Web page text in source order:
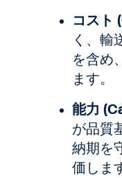
コスト
く、輸
を含め
ます。
能力
が品質
納期を
価しま